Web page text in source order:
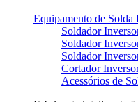
Equipamento de Solda
Soldador
Soldador
Soldador
Cortador
Acessórios de